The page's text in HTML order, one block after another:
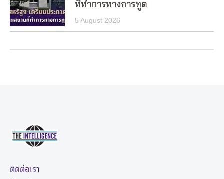
ที่ทำการทางการทูต
5 August 2026
ติดต่อเรา